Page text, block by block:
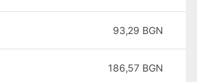
93,29 BGN
186,57 BGN